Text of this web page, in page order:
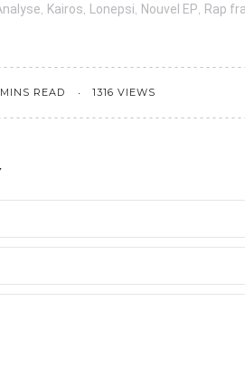
, Kairos, Lonepsi, Nouvel EP, Rap
READ 1316 VIEWS